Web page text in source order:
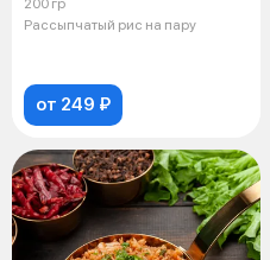
200 гр
Рассыпчатый рис на пару
от 249 ₽